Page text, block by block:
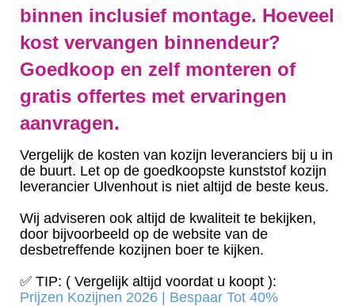
binnen inclusief montage. Hoeveel
kost vervangen binnendeur?
Goedkoop en zelf monteren of
gratis offertes met ervaringen
aanvragen.
Vergelijk de kosten van kozijn leveranciers bij u in
de buurt. Let op de goedkoopste kunststof kozijn
leverancier Ulvenhout is niet altijd de beste keus.
Wij adviseren ook altijd de kwaliteit te bekijken,
door bijvoorbeeld op de website van de
desbetreffende kozijnen boer te kijken.
✅ TIP: ( Vergelijk altijd voordat u koopt ):
Prijzen Kozijnen 2026 | Bespaar Tot 40%‎